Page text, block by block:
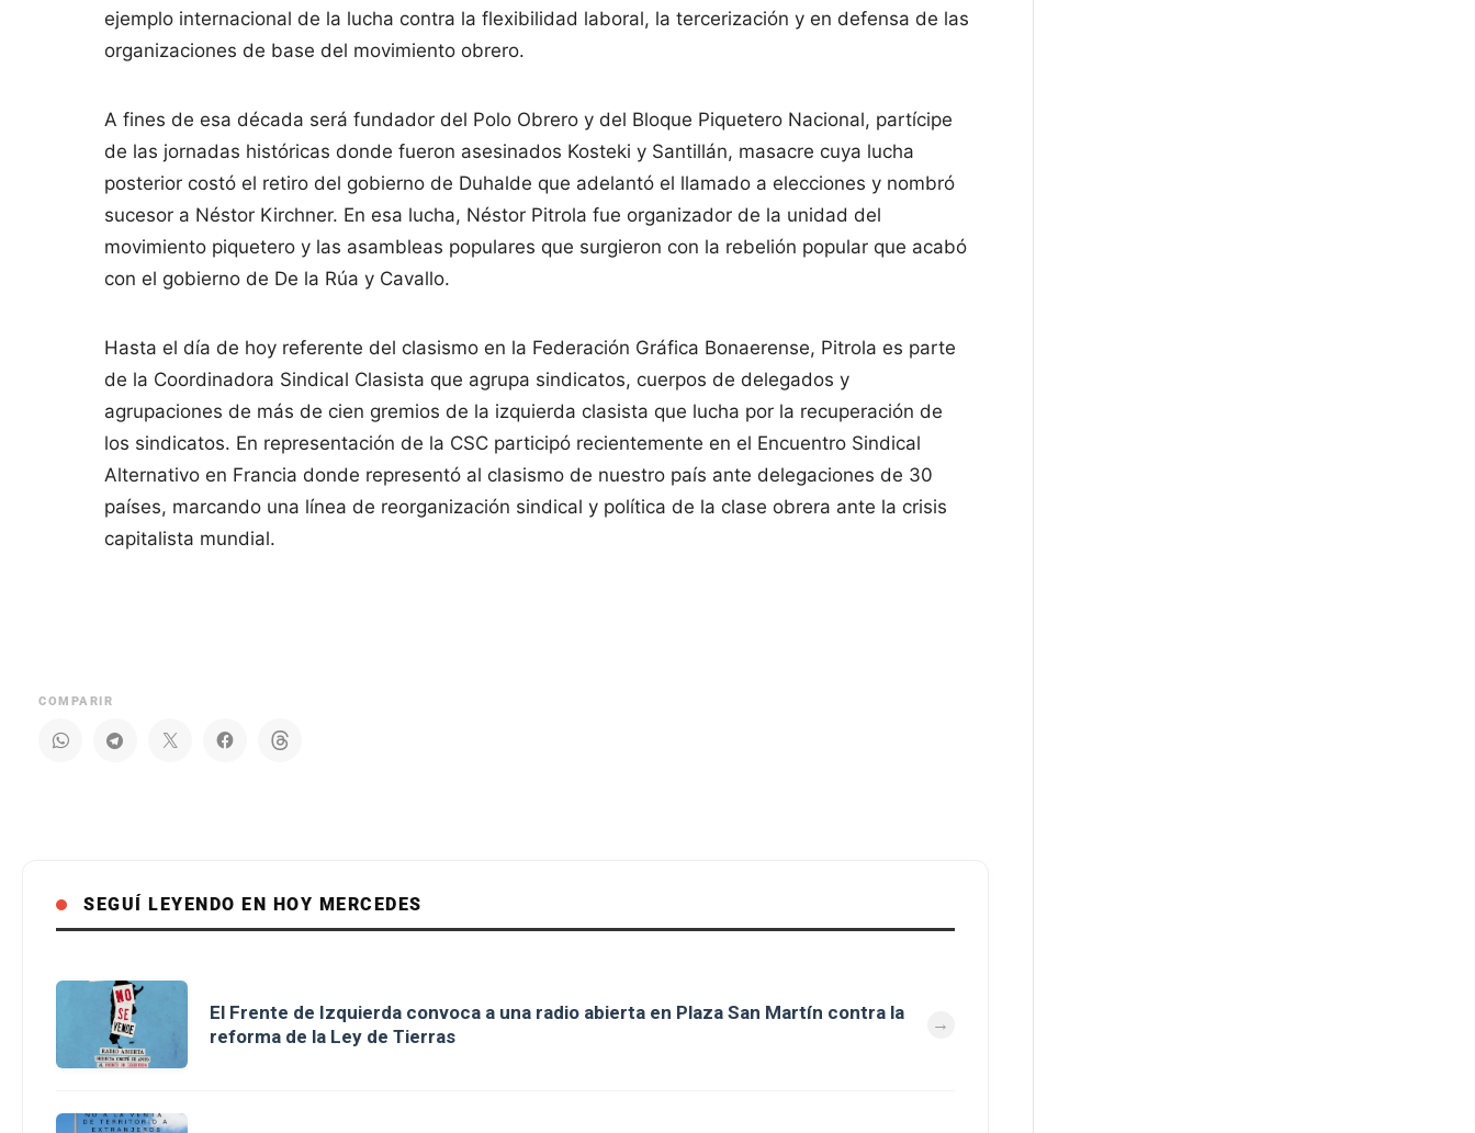
ejemplo internacional de la lucha contra la flexibilidad laboral, la tercerización y en defensa de las
organizaciones de base del movimiento obrero.
A fines de esa década será fundador del Polo Obrero y del Bloque Piquetero Nacional, partícipe
de las jornadas históricas donde fueron asesinados Kosteki y Santillán, masacre cuya lucha
posterior costó el retiro del gobierno de Duhalde que adelantó el llamado a elecciones y nombró
sucesor a Néstor Kirchner. En esa lucha, Néstor Pitrola fue organizador de la unidad del
movimiento piquetero y las asambleas populares que surgieron con la rebelión popular que acabó
con el gobierno de De la Rúa y Cavallo.
Hasta el día de hoy referente del clasismo en la Federación Gráfica Bonaerense, Pitrola es parte
de la Coordinadora Sindical Clasista que agrupa sindicatos, cuerpos de delegados y
agrupaciones de más de cien gremios de la izquierda clasista que lucha por la recuperación de
los sindicatos. En representación de la CSC participó recientemente en el Encuentro Sindical
Alternativo en Francia donde representó al clasismo de nuestro país ante delegaciones de 30
países, marcando una línea de reorganización sindical y política de la clase obrera ante la crisis
capitalista mundial.
COMPARIR
SEGUÍ LEYENDO EN HOY MERCEDES
El Frente de Izquierda convoca a una radio abierta en Plaza San Martín contra la
reforma de la Ley de Tierras